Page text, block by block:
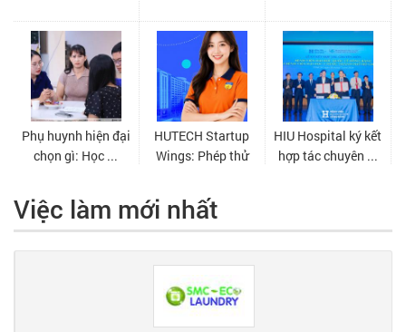
Việc làm mới nhất